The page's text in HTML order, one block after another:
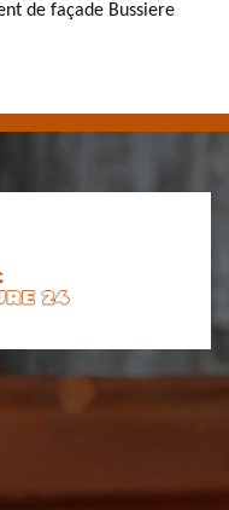
de façade Bussiere